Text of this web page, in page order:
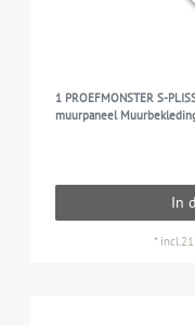
1 PROEFMONSTER S-
muurpaneel
In
*